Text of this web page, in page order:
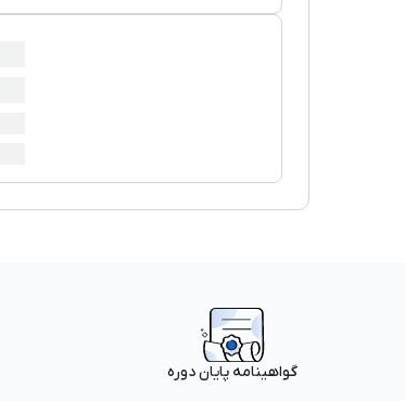
گواهینامه پایان دوره